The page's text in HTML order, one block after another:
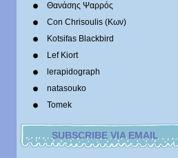
Θανάσης Ψαρρός
Con Chrisoulis (Κων)
Kotsifas Blackbird
Lef Kiort
lerapidograph
natasouko
Tomek
SUBSCRIBE VIA EMAIL